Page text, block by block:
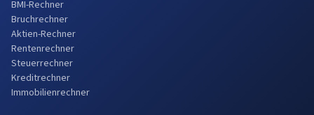
BMI-Rechner
Bruchrechner
Aktien-Rechner
Rentenrechner
Steuerrechner
Kreditrechner
Immobilienrechner